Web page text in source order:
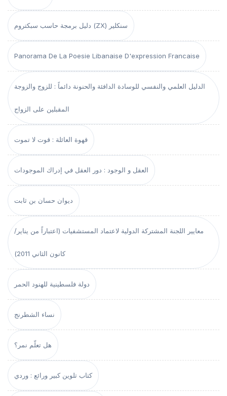
دليل برمجة حاسب سبكتروم (ZX) سنكلير
Panorama De La Poesie Libanaise D'expression Francaise
الدليل العلمي والنفسي للوسادة الدافئة والحنونة دائماً : للزوج والزوجة
المقبلين على الزواج
قهوة العائلة : قوت لا تموت
العقل و الوجود : دور العقل في إدراك الموجودات
ديوان حسان بن ثابت
معايير اللجنة المشتركة الدولية لاعتماد المستشفيات (اعتباراً من يناير/
كانون الثاني 2011)
دولة فلسطينية للهنود الحمر
نساء الشطرنج
هل تعلّم نمر؟
كتاب تلوين كبير ورائع : وردي